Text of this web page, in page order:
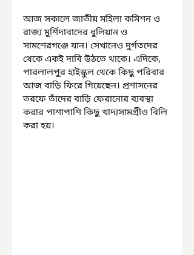
আজ সকালে জাতীয় মহিলা কমিশন ও
রাজ্য মুর্শিদাবাদের ধুলিয়ান ও
সামশেরগঞ্জে যান। সেখানেও দুর্গতদের
থেকে একই দাবি উঠতে থাকে। এদিকে,
পারলালপুর হাইস্কুল থেকে কিছু পরিবার
আজ বাড়ি ফিরে গিয়েছেন। প্রশাসনের
তরফে তাঁদের বাড়ি ফেরানোর ব্যবস্থা
করার পাশাপাশি কিছু খাদ্যসামগ্রীও বিলি
করা হয়।